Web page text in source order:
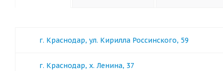
г. Краснодар, ул. Кирилла Россинского, 59
г. Краснодар, х. Ленина, 37